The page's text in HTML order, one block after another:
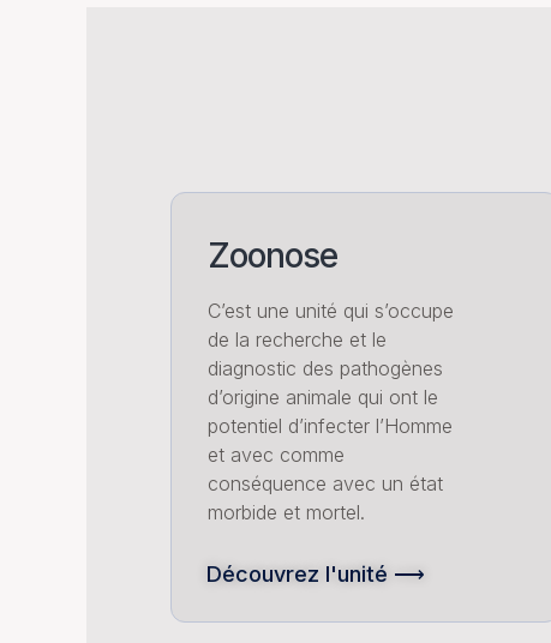
Zoonose
C’est une unité qui s’occupe
de la recherche et le
diagnostic des pathogènes
d’origine animale qui ont le
potentiel d’infecter l’Homme
et avec comme
conséquence avec un état
morbide et mortel.
Découvrez l'unité ⟶